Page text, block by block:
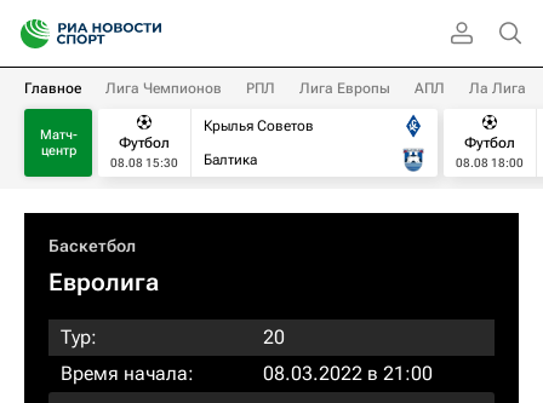
Главное Лига Чемпионов РПЛ Лига Европы АПЛ Ла Лига
Матч-
центр
Футбол
08.08 15:30
Крылья Советов
Балтика
Футбол
08.08 18:00
Баскетбол
Евролига
Тур:
20
Время начала:
08.03.2022 в 21:00